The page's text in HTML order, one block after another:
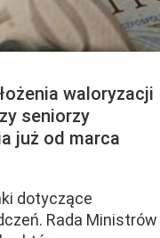
waloryzacji
seniorzy
już od marca
dotyczące
Rada Ministrów